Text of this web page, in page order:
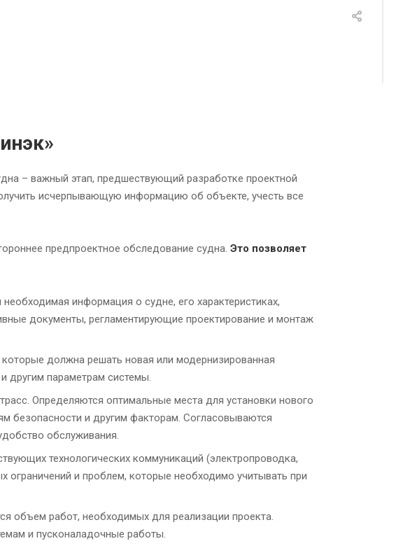
– важный этап, предшествующий разработке проектной
исчерпывающую информацию об объекте, учесть все
предпроектное обследование судна. Это позволяет
информация о судне, его характеристиках,
документы, регламентирующие проектирование и монтаж
должна решать новая или модернизированная
другим параметрам системы.
Определяются оптимальные места для установки нового
безопасности и другим факторам. Согласовываются
обслуживания.
технологических коммуникаций (электропроводка,
и проблем, которые необходимо учитывать при
объем работ, необходимых для реализации проекта.
и пусконаладочные работы.